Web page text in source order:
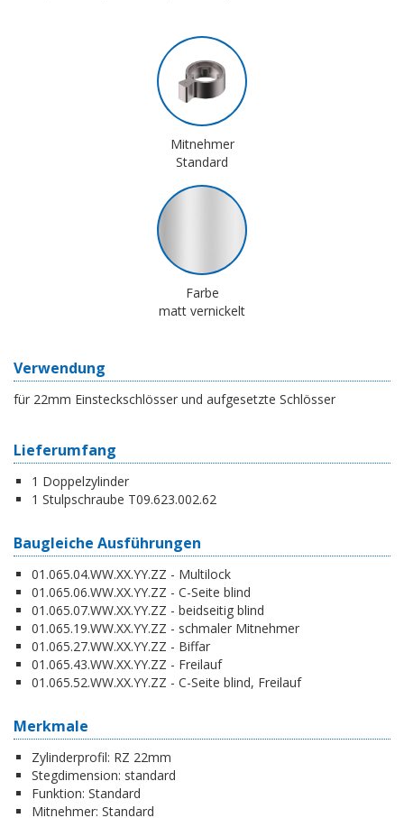
Mitnehmer
Standard
Farbe
matt vernickelt
Verwendung
für 22mm Einsteckschlösser und aufgesetzte Schlösser
Lieferumfang
1 Doppelzylinder
1 Stulpschraube T09.623.002.62
Baugleiche Ausführungen
01.065.04.WW.XX.YY.ZZ - Multilock
01.065.06.WW.XX.YY.ZZ - C-Seite blind
01.065.07.WW.XX.YY.ZZ - beidseitig blind
01.065.19.WW.XX.YY.ZZ - schmaler Mitnehmer
01.065.27.WW.XX.YY.ZZ - Biffar
01.065.43.WW.XX.YY.ZZ - Freilauf
01.065.52.WW.XX.YY.ZZ - C-Seite blind, Freilauf
Merkmale
Zylinderprofil: RZ 22mm
Stegdimension: standard
Funktion: Standard
Mitnehmer: Standard